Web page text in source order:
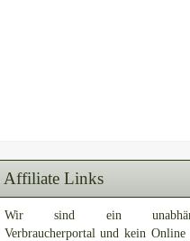
Affiliate Links
Wir sind ein
Verbraucherportal und kein Online